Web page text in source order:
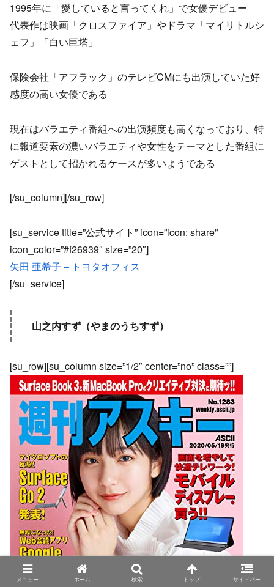
1995年に「愛していると言ってくれ」で女優デビュー
代表作は映画「クロスファイア」やドラマ「マイリトルシ
ェフ」「白い巨塔」
保険会社「アフラック」のテレビCMにも出演していた好
感度の高い女優である
現在はバラエティ番組への出演頻度も高くなっており、特
に報道要素の濃いバラエティや女性をテーマとした番組に
ゲストとして招かれるケースが多いようである
[/su_column][/su_row]
[su_service title=”公式サイト” icon=”icon: share”
icon_color=”#f26939″ size=”20″]
矢田 亜希子 – トヨタオフィス
[/su_service]
山之内すず（やまのうちすず）
[su_row][su_column size=”1/2″ center=”no” class=””]
メニュー ホーム 検索 トップ サイドバー